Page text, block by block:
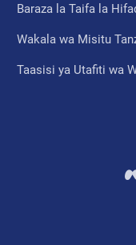
Baraza la Taifa la
Wakala wa Misitu
Taasisi ya Utafiti wa